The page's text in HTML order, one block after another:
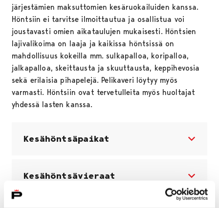
järjestämien maksuttomien kesäruokailuiden kanssa.
Höntsiin ei tarvitse ilmoittautua ja osallistua voi
joustavasti omien aikataulujen mukaisesti. Höntsien
lajivalikoima on laaja ja kaikissa höntsissä on
mahdollisuus kokeilla mm. sulkapalloa, koripalloa,
jalkapalloa, skeittausta ja skuuttausta, keppihevosia
sekä erilaisia pihapelejä. Pelikaveri löytyy myös
varmasti. Höntsiin ovat tervetulleita myös huoltajat
yhdessä lasten kanssa.
Kesähöntsäpaikat
Kesähöntsävieraat